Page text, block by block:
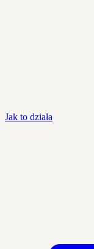
Jak to działa